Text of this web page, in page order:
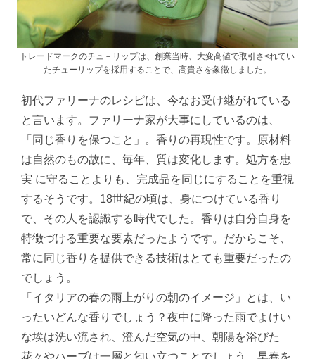
トレードマークのチュ－リップは、創業当時、大変高値で取引さ<れてい
たチューリップを採用することで、高貴さを象徴しました。
初代ファリーナのレシピは、今なお受け継がれている
と言います。ファリーナ家が大事にしているのは、
「同じ香りを保つこと」。香りの再現性です。原材料
は自然のもの故に、毎年、質は変化します。処方を忠
実 に守ることよりも、完成品を同じにすることを重視
するそうです。18世紀の頃は、身につけている香り
で、その人を認識する時代でした。香りは自分自身を
特徴づける重要な要素だったようです。だからこそ、
常に同じ香りを提供できる技術はとても重要だったの
でしょう。
「イタリアの春の雨上がりの朝のイメージ」とは、い
ったいどんな香りでしょう？夜中に降った雨でよけい
な埃は洗い流され、澄んだ空気の中、朝陽を浴びた
花々やハーブは一層と匂い立つことでしょう。早春を